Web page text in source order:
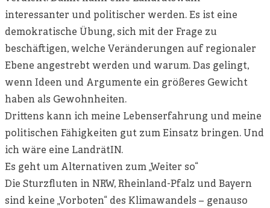
interessanter und politischer werden. Es ist eine
demokratische Übung, sich mit der Frage zu
beschäftigen, welche Veränderungen auf regionaler
Ebene angestrebt werden und warum. Das gelingt,
wenn Ideen und Argumente ein größeres Gewicht
haben als Gewohnheiten.
Drittens kann ich meine Lebenserfahrung und meine
politischen Fähigkeiten gut zum Einsatz bringen. Und
ich wäre eine LandrätIN.
Es geht um Alternativen zum „Weiter so“
Die Sturzfluten in NRW, Rheinland-Pfalz und Bayern
sind keine „Vorboten“ des Klimawandels – genauso